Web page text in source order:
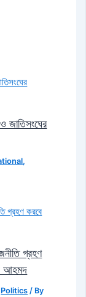
জাতিসংঘের
,
গ্রহণ
আহমদ
Politics / By